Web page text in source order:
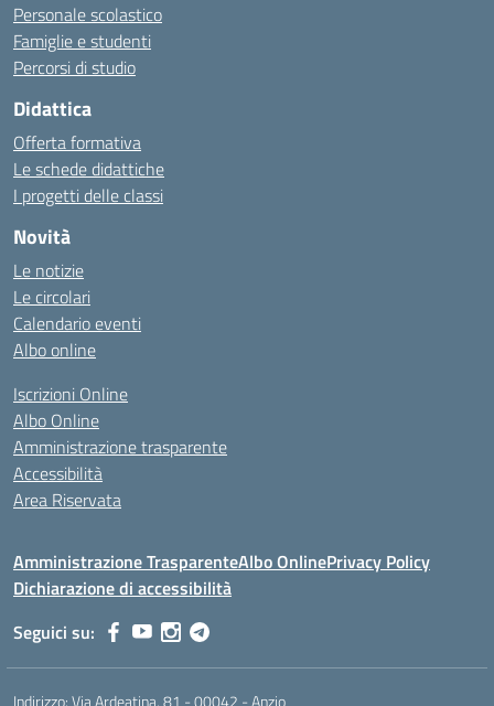
Personale scolastico
Famiglie e studenti
Percorsi di studio
Didattica
Offerta formativa
Le schede didattiche
I progetti delle classi
Novità
Le notizie
Le circolari
Calendario eventi
Albo online
Iscrizioni Online
Albo Online
Amministrazione trasparente
Accessibilità
Area Riservata
Amministrazione TrasparenteAlbo OnlinePrivacy Policy
Dichiarazione di accessibilità
Seguici su:
Indirizzo:Via Ardeatina, 81 - 00042 - Anzio